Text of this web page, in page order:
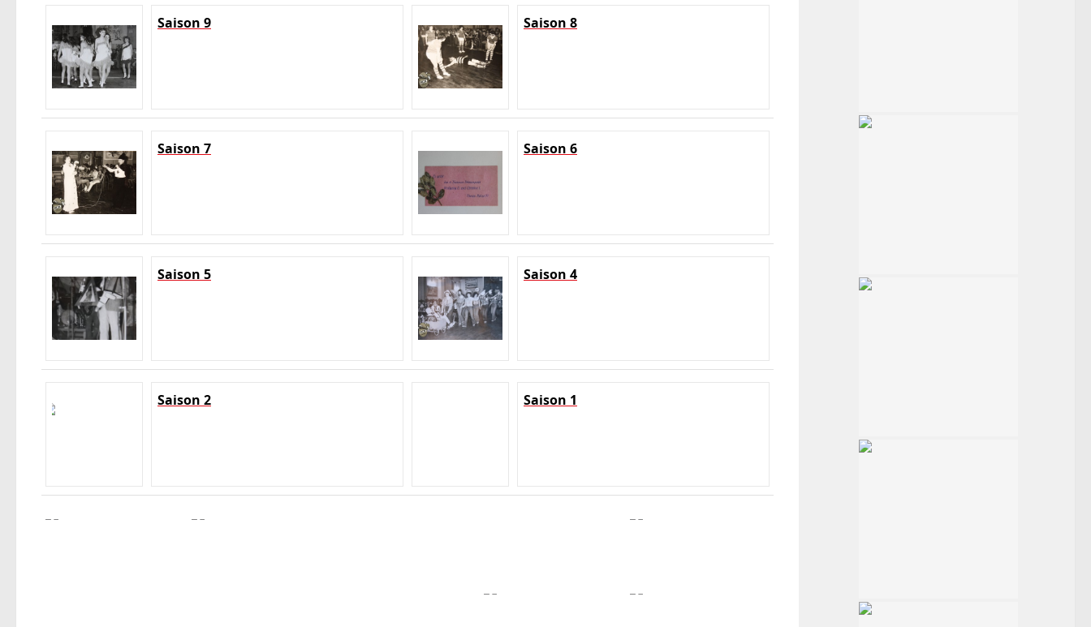
Saison 9 Saison 8
Saison 7 Saison 6
Saison 5 Saison 4
Saison 2 Saison 1